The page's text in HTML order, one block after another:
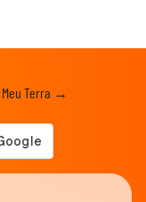
Meu Terra →